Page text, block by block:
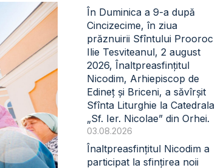
În Duminica a 9-a după
Cincizecime, în ziua
prăznuirii Sfîntului Prooroc
Ilie Tesviteanul, 2 august
2026, Înaltpreasfințitul
Nicodim, Arhiepiscop de
Edineț și Briceni, a săvîrșit
Sfînta Liturghie la Catedrala
„Sf. Ier. Nicolae” din Orhei.
03.08.2026
Înaltpreasfințitul Nicodim a
participat la sfințirea noii